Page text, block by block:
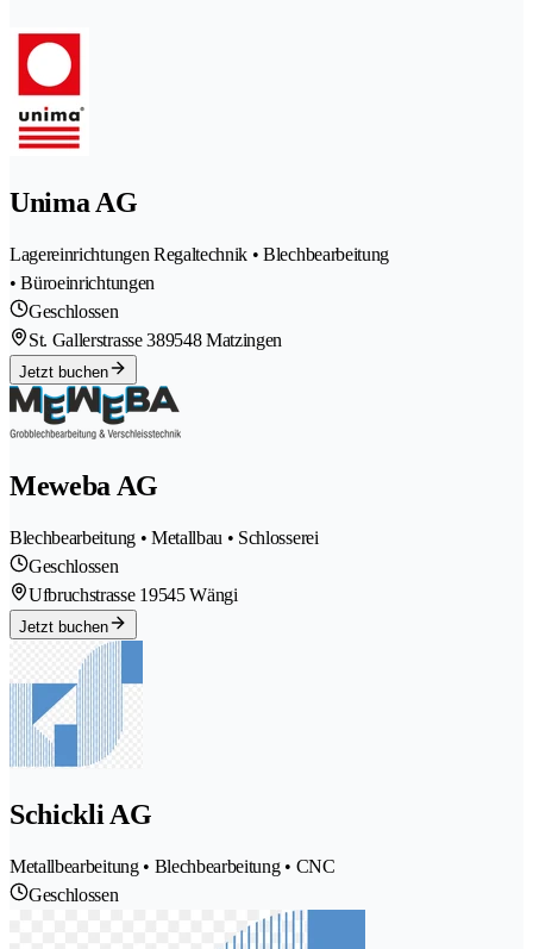
Unima AG
Lagereinrichtungen Regaltechnik • Blechbearbeitung
• Büroeinrichtungen
Geschlossen
St. Gallerstrasse 389548 Matzingen
Jetzt buchen
Meweba AG
Blechbearbeitung • Metallbau • Schlosserei
Geschlossen
Ufbruchstrasse 19545 Wängi
Jetzt buchen
Schickli AG
Metallbearbeitung • Blechbearbeitung • CNC
Geschlossen